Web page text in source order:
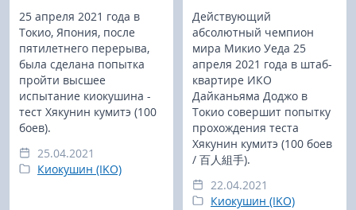
25 апреля 2021 года в
Токио, Япония, после
пятилетнего перерыва,
была сделана попытка
пройти высшее
испытание киокушина -
тест Хякунин кумитэ (100
боев).
25.04.2021
Киокушин (IKO)
Действующий
абсолютный чемпион
мира Микио Уеда 25
апреля 2021 года в штаб-
квартире ИКО
Дайканьяма Доджо в
Токио совершит попытку
прохождения теста
Хякунин кумитэ (100 боев
/ 百人組手).
22.04.2021
Киокушин (IKO)